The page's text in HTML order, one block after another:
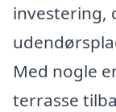
investering,
Med nogle
terrasse